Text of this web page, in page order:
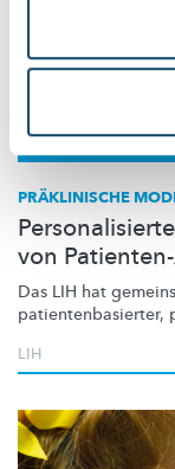
Forschung in
PRÄKLINISCHE
von
Das LIH hat
patientenbasierter,
LIH